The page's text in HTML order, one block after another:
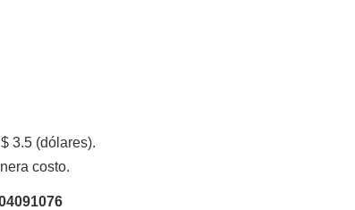
3.5 (dólares).
costo.